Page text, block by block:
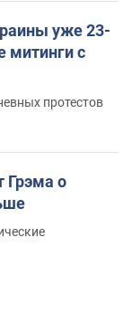
уже 23-
митинги с
протестов
Грэма о